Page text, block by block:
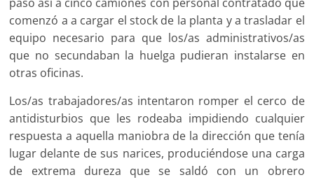
comenzó a a cargar el stock de la planta y a trasladar el
equipo necesario para que los/as administrativos/as
que no secundaban la huelga pudieran instalarse en
otras oficinas.
Los/as trabajadores/as intentaron romper el cerco de
antidisturbios que les rodeaba impidiendo cualquier
respuesta a aquella maniobra de la dirección que tenía
lugar delante de sus narices, produciéndose una carga
de extrema dureza que se saldó con un obrero